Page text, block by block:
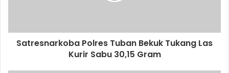
d
Satresnarkoba Polres Tuban Bekuk Tukang Las
Kurir Sabu 30,15 Gram